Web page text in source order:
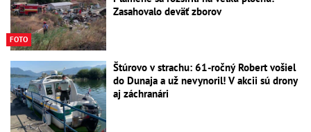
FOTO
Zasahovalo deväť zborov
Štúrovo v strachu: 61-ročný Robert vošiel
do Dunaja a už nevynoril! V akcii sú drony
aj záchranári